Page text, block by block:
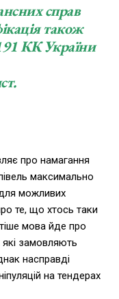
справ
також
КК України
про намагання
максимально
можливих
те, що хтось таки
мова йде про
замовляють
насправді
на тендерах